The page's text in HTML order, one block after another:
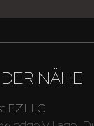
NÄHE
FZ.LLC